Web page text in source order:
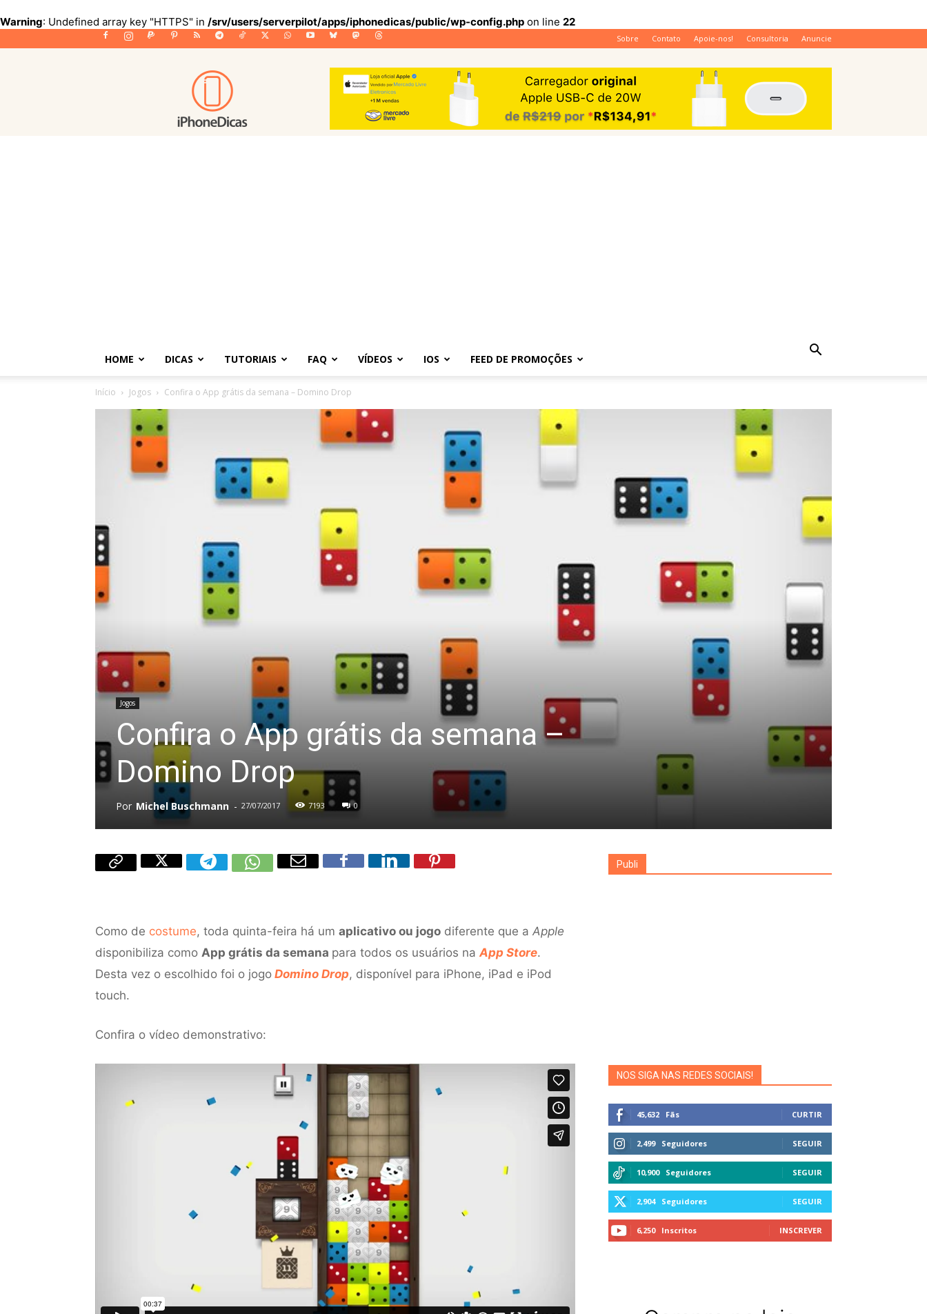
Warning: Undefined array key "HTTPS" in /srv/users/serverpilot/apps/iphonedicas/public/wp-config.php on line 22
Sobre Contato Apoie-nos! Consultoria Anuncie
iPhoneDicas
HOME DICAS TUTORIAIS FAQ VÍDEOS IOS FEED DE PROMOÇÕES
Início Jogos Confira o App grátis da semana – Domino Drop
Jogos
Confira o App grátis da semana –
Domino Drop
Por Michel Buschmann - 27/07/2017 7193 0
Como de costume, toda quinta-feira há um aplicativo ou jogo diferente que a Apple
disponibiliza como App grátis da semana para todos os usuários na App Store.
Desta vez o escolhido foi o jogo Domino Drop, disponível para iPhone, iPad e iPod
touch.
Confira o vídeo demonstrativo:
Publi
NOS SIGA NAS REDES SOCIAIS!
45,632 Fãs CURTIR
2,499 Seguidores SEGUIR
10,900 Seguidores SEGUIR
2,904 Seguidores SEGUIR
6,250 Inscritos INSCREVER